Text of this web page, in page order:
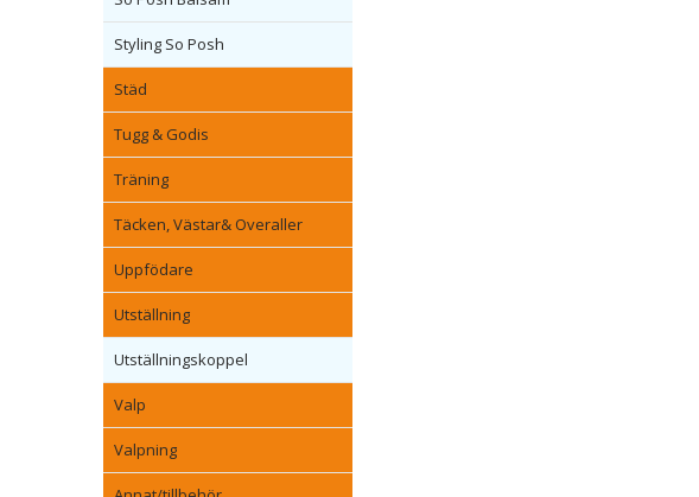
Styling So Posh
Städ
Tugg & Godis
Träning
Täcken, Västar& Overaller
Uppfödare
Utställning
Utställningskoppel
Valp
Valpning